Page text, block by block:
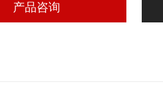
产品咨询